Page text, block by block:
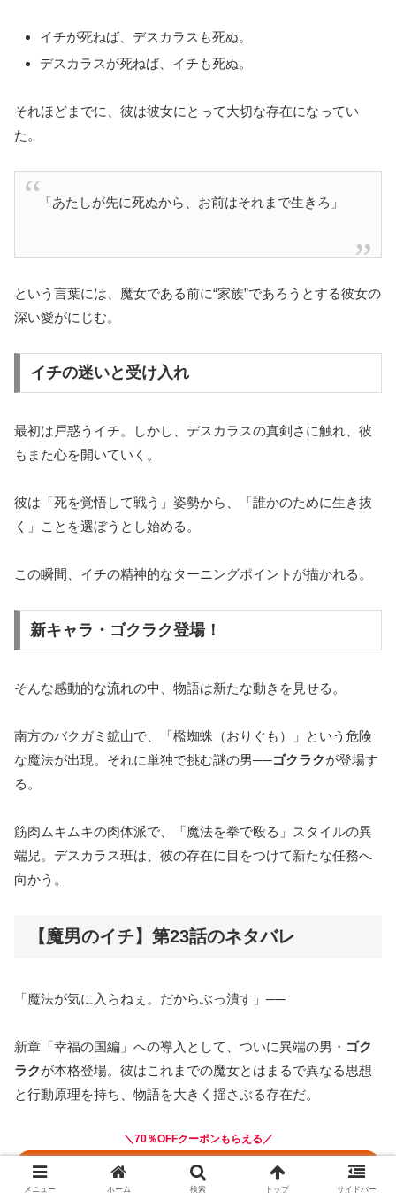
イチが死ねば、デスカラスも死ぬ。
デスカラスが死ねば、イチも死ぬ。
それほどまでに、彼は彼女にとって大切な存在になってい
た。
「あたしが先に死ぬから、お前はそれまで生きろ」
という言葉には、魔女である前に“家族”であろうとする彼女の
深い愛がにじむ。
イチの迷いと受け入れ
最初は戸惑うイチ。しかし、デスカラスの真剣さに触れ、彼
もまた心を開いていく。
彼は「死を覚悟して戦う」姿勢から、「誰かのために生き抜
く」ことを選ぼうとし始める。
この瞬間、イチの精神的なターニングポイントが描かれる。
新キャラ・ゴクラク登場！
そんな感動的な流れの中、物語は新たな動きを見せる。
南方のバクガミ鉱山で、「檻蜘蛛（おりぐも）」という危険
な魔法が出現。それに単独で挑む謎の男──ゴクラクが登場す
る。
筋肉ムキムキの肉体派で、「魔法を拳で殴る」スタイルの異
端児。デスカラス班は、彼の存在に目をつけて新たな任務へ
向かう。
【魔男のイチ】第23話のネタバレ
「魔法が気に入らねぇ。だからぶっ潰す」──
新章「幸福の国編」への導入として、ついに異端の男・ ゴク
ラクが本格登場。彼はこれまでの魔女とはまるで異なる思想
と行動原理を持ち、物語を大きく揺さぶる存在だ。
＼70％OFFクーポンもらえる／
コミックシーモアで読む
メニュー ホーム 検索 トップ サイドバー